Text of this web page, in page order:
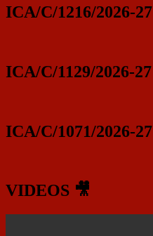
ICA/C/1216/2026-27
ICA/C/1129/2026-27
ICA/C/1071/2026-27
VIDEOS 🎥